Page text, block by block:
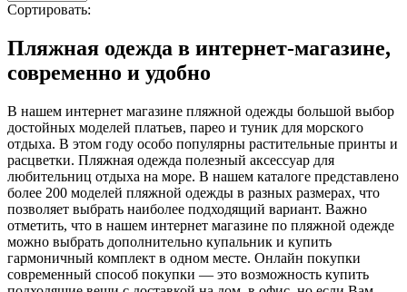
Сортировать:
Пляжная одежда в интернет-магазине,
современно и удобно
В нашем интернет магазине пляжной одежды большой выбор
достойных моделей платьев, парео и туник для морского
отдыха. В этом году особо популярны растительные принты и
расцветки. Пляжная одежда полезный аксессуар для
любительниц отдыха на море. В нашем каталоге представлено
более 200 моделей пляжной одежды в разных размерах, что
позволяет выбрать наиболее подходящий вариант. Важно
отметить, что в нашем интернет магазине по пляжной одежде
можно выбрать дополнительно купальник и купить
гармоничный комплект в одном месте. Онлайн покупки
современный способ покупки — это возможность купить